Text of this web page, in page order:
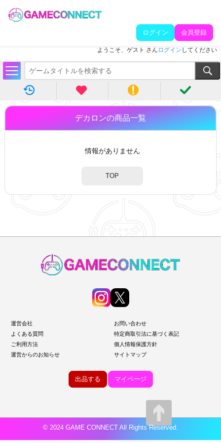
ログイン 会員登録
ようこそ、ゲスト さん ログイン してください
デカロンの商品一覧
情報がありません
TOP
運営会社
よくある質問
ご利用方法
運営からのお知らせ
お問い合わせ
特定商取引法に基づく表記
個人情報保護方針
サイトマップ
出品する マイページ
© 2024 GAME CONNECT All Rights Reserved.